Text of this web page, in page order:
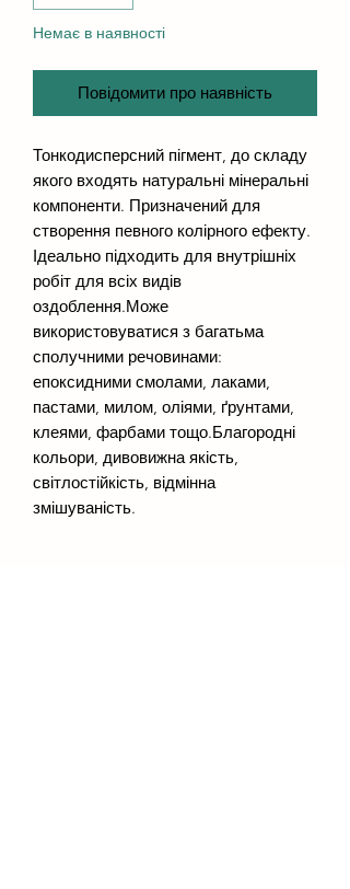
Немає в наявності
Повідомити про наявність
Тонкодисперсний пігмент, до складу
якого входять натуральні мінеральні
компоненти. Призначений для
створення певного колірного ефекту.
Ідеально підходить для внутрішніх
робіт для всіх видів
оздоблення.Може
використовуватися з багатьма
сполучними речовинами:
епоксидними смолами, лаками,
пастами, милом, оліями, ґрунтами,
клеями, фарбами тощо.Благородні
кольори, дивовижна якість,
світлостійкість, відмінна
змішуваність.